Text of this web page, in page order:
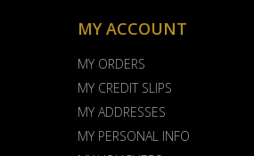
MY ACCOUNT
MY ORDERS
MY CREDIT SLIPS
MY ADDRESSES
MY PERSONAL INFO